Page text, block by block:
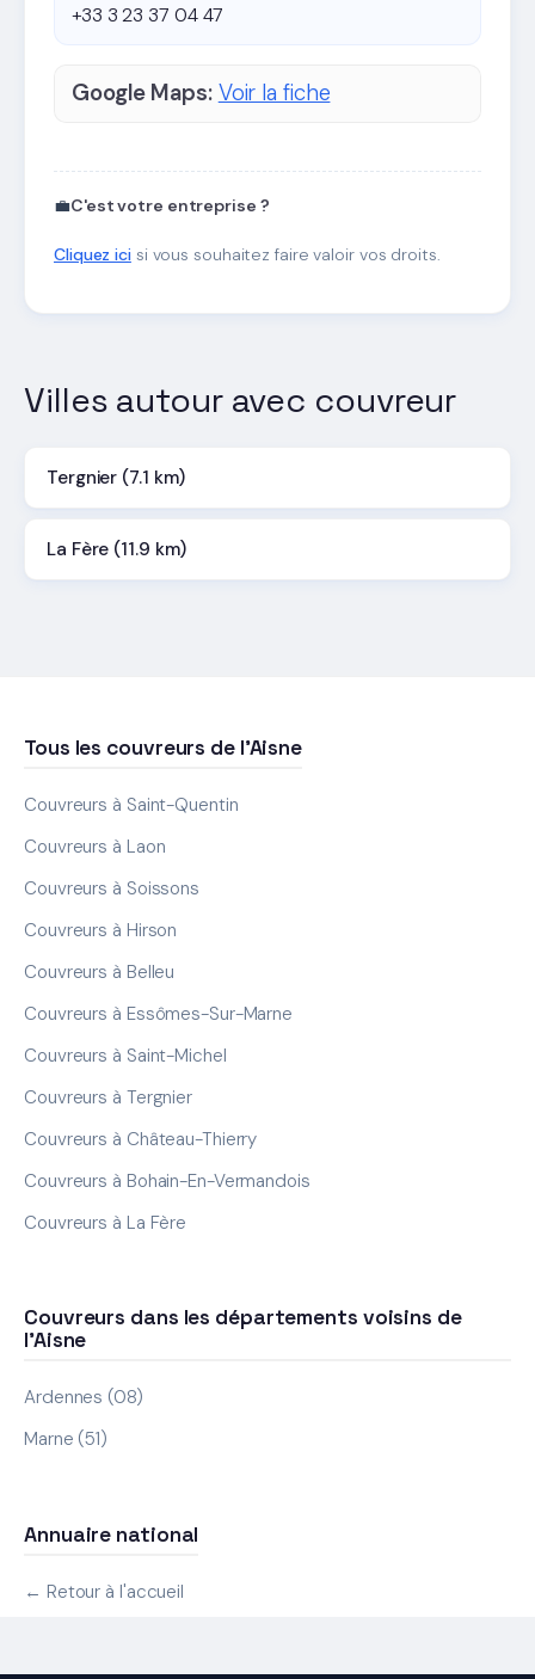
+33 3 23 37 04 47
Google Maps: Voir la fiche
💼C'est votre entreprise ?
Cliquez icisi vous souhaitez faire valoir vos droits.
Villes autour avec couvreur
Tergnier (7.1 km)
La Fère (11.9 km)
Tous les couvreurs de l'Aisne
Couvreurs à Saint-Quentin
Couvreurs à Laon
Couvreurs à Soissons
Couvreurs à Hirson
Couvreurs à Belleu
Couvreurs à Essômes-Sur-Marne
Couvreurs à Saint-Michel
Couvreurs à Tergnier
Couvreurs à Château-Thierry
Couvreurs à Bohain-En-Vermandois
Couvreurs à La Fère
Couvreurs dans les départements voisins de
l'Aisne
Ardennes (08)
Marne (51)
Annuaire national
← Retour à l'accueil